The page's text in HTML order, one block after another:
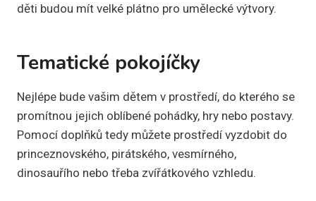
děti budou mít velké plátno pro umělecké výtvory.
Tematické pokojíčky
Nejlépe bude vašim dětem v prostředí, do kterého se
promítnou jejich oblíbené pohádky, hry nebo postavy.
Pomocí doplňků tedy můžete prostředí vyzdobit do
princeznovského, pirátského, vesmírného,
dinosauřího nebo třeba zvířátkového vzhledu.